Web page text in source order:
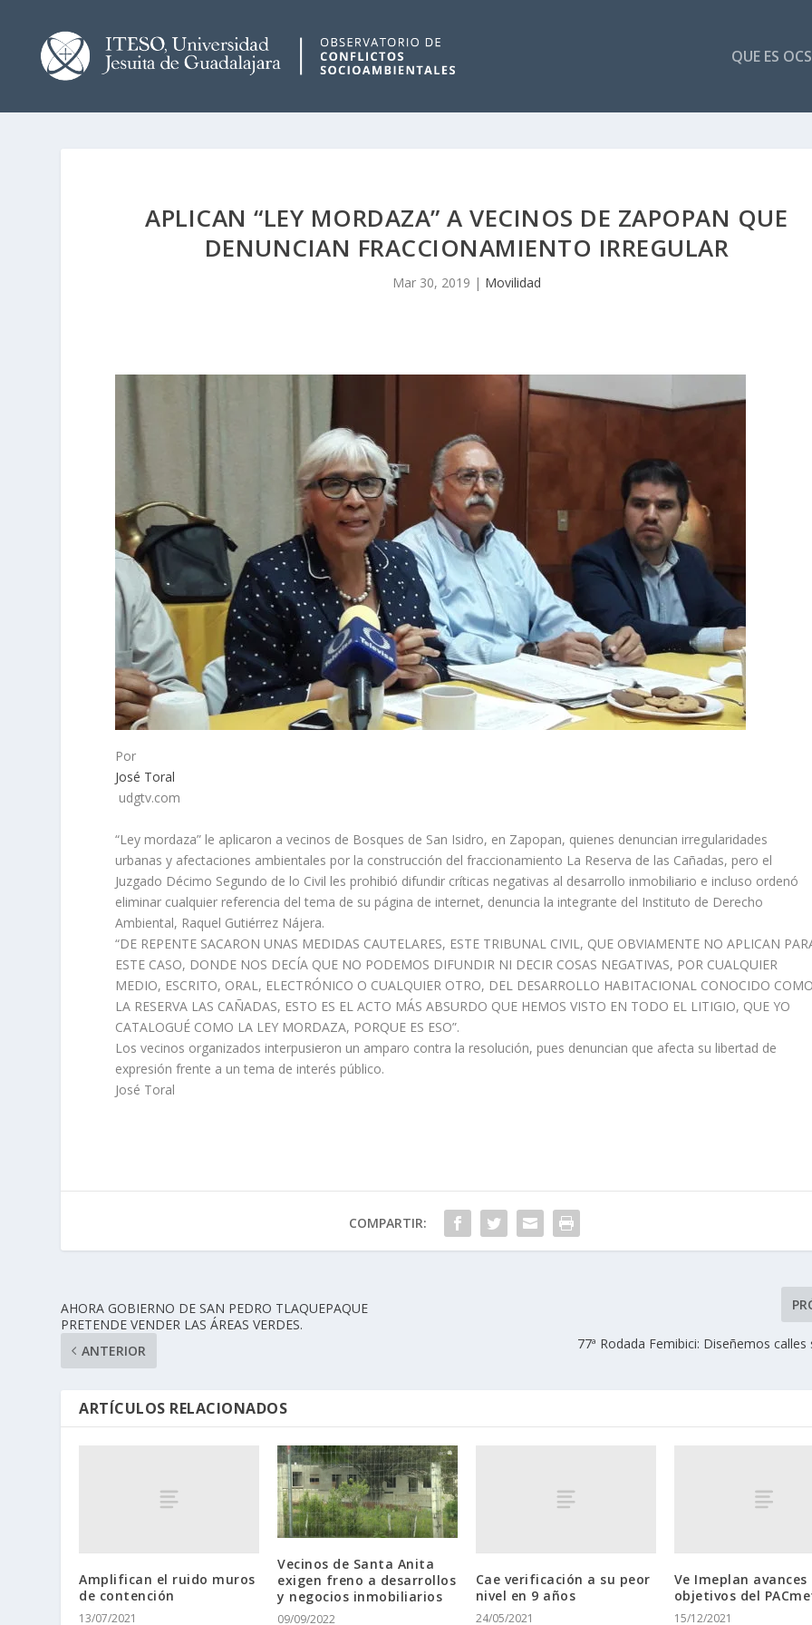
QUE ES
APLICAN “LEY MORDAZA” A VECINOS DE ZAPOPAN QUE
DENUNCIAN FRACCIONAMIENTO IRREGULAR
Mar 30, 2019 | Movilidad
Por
José Toral
udgtv.com
“Ley mordaza” le aplicaron a vecinos de Bosques de San Isidro, en Zapopan, quienes denuncian irregularidades
urbanas y afectaciones ambientales por la construcción del fraccionamiento La Reserva de las Cañadas, pero el
Juzgado Décimo Segundo de lo Civil les prohibió difundir críticas negativas al desarrollo inmobiliario e incluso ordenó
eliminar cualquier referencia del tema de su página de internet, denuncia la integrante del Instituto de Derecho
Ambiental, Raquel Gutiérrez Nájera.
“DE REPENTE SACARON UNAS MEDIDAS CAUTELARES, ESTE TRIBUNAL CIVIL, QUE OBVIAMENTE NO APLICAN
ESTE CASO, DONDE NOS DECÍA QUE NO PODEMOS DIFUNDIR NI DECIR COSAS NEGATIVAS, POR CUALQUIER
MEDIO, ESCRITO, ORAL, ELECTRÓNICO O CUALQUIER OTRO, DEL DESARROLLO HABITACIONAL CONOCIDO
LA RESERVA LAS CAÑADAS, ESTO ES EL ACTO MÁS ABSURDO QUE HEMOS VISTO EN TODO EL LITIGIO, QUE YO
CATALOGUÉ COMO LA LEY MORDAZA, PORQUE ES ESO”.
Los vecinos organizados interpusieron un amparo contra la resolución, pues denuncian que afecta su libertad de
expresión frente a un tema de interés público.
José Toral
COMPARTIR:
AHORA GOBIERNO DE SAN PEDRO TLAQUEPAQUE
PRETENDE VENDER LAS ÁREAS VERDES.
ANTERIOR
77ª Rodada Femibici: Diseñemos calles
ARTÍCULOS RELACIONADOS
Amplifican el ruido muros
de contención
13/07/2021
Vecinos de Santa Anita
exigen freno a desarrollos
y negocios inmobiliarios
09/09/2022
Cae verificación a su peor
nivel en 9 años
24/05/2021
Ve Imeplan avances
objetivos del
15/12/2021